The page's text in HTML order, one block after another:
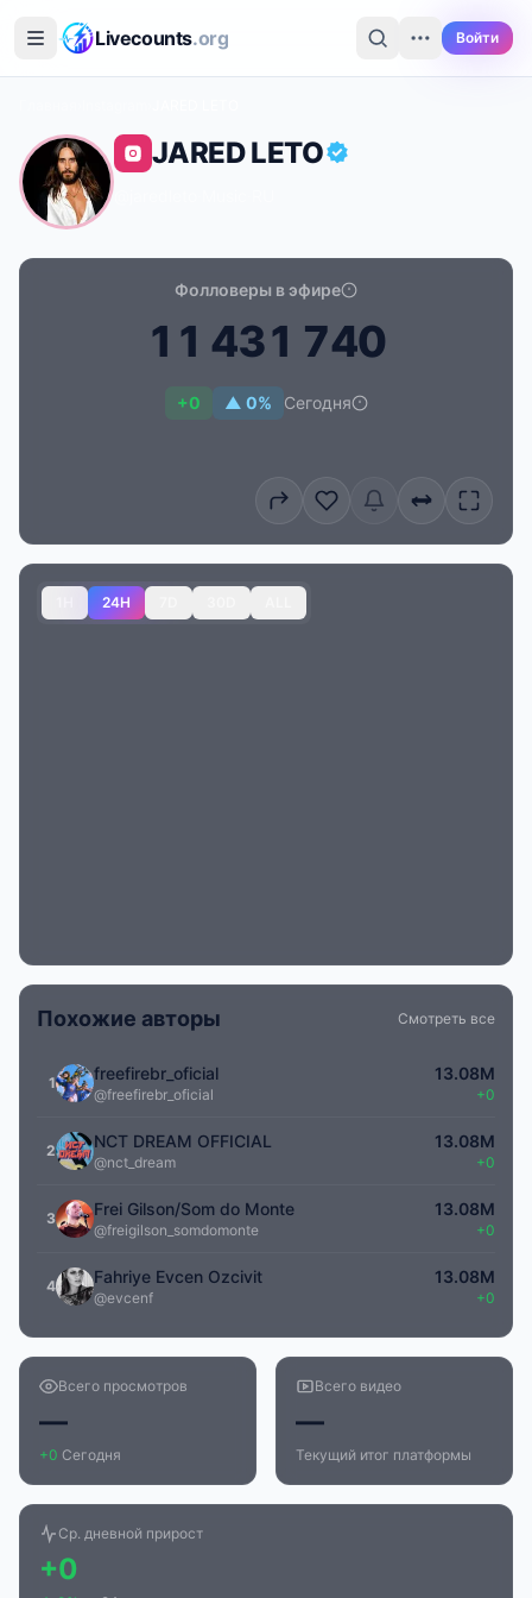
Livecounts.org Войти
JARED LETO
Фолловеры в эфире
1 1 431 740
+0 ▲ 0% Сегодня
24H
Похожие авторы Смотреть все
1 freefirebr_oficial
@freefirebr_oficial
13.08M
+0
2 NCT DREAM OFFICIAL
@nct_dream
13.08M
+0
3 Frei Gilson/Som do Monte
@freigilson_somdomonte
13.08M
+0
4 Fahriye Evcen Ozcivit
@evcenf
13.08M
+0
Всего просмотров
—
+0 Сегодня
Всего видео
—
Текущий итог платформы
Ср. дневной прирост
+0